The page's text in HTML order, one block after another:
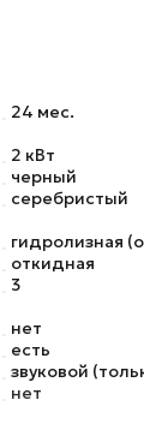
24 мес.
2 кВт
черный
серебристый
гидролизная
откидная
3
нет
есть
звуковой
нет